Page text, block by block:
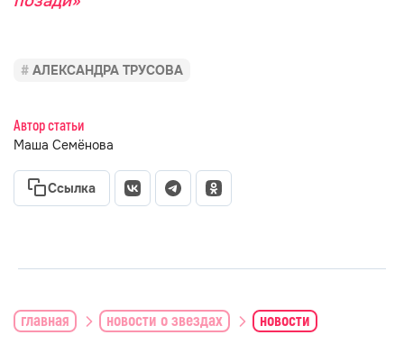
АЛЕКСАНДРА ТРУСОВА
Автор статьи
Маша Семёнова
Ссылка
главная новости о звездах новости